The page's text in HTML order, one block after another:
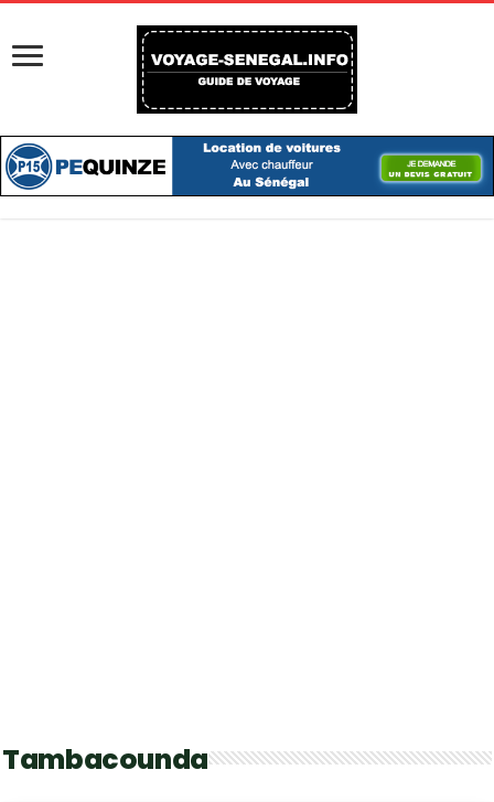
Tambacounda